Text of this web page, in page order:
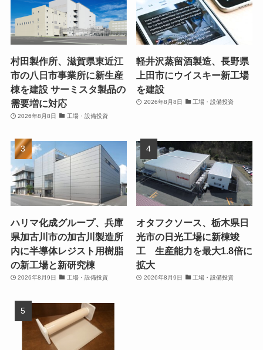
村田製作所、滋賀県東近江
市の八日市事業所に新生産
棟を建設 サーミスタ製品の
需要増に対応
2026年8月8日 工場・設備投資
軽井沢蒸留酒製造、長野県
上田市にウイスキー新工場
を建設
2026年8月8日 工場・設備投資
ハリマ化成グループ、兵庫
県加古川市の加古川製造所
内に半導体レジスト用樹脂
の新工場と新研究棟
2026年8月9日 工場・設備投資
オタフクソース、栃木県日
光市の日光工場に新棟竣
工 生産能力を最大1.8倍に
拡大
2026年8月9日 工場・設備投資